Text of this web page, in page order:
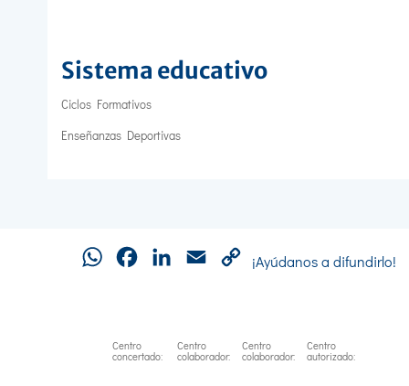
Sistema educativo
Ciclos Formativos
Enseñanzas Deportivas
WhatsAppFacebookLinkedInEmail
Copy
¡Ayúdanos a difundirlo!
Centro
concertado:
Centro
colaborador:
Centro
colaborador:
Centro
autorizado: